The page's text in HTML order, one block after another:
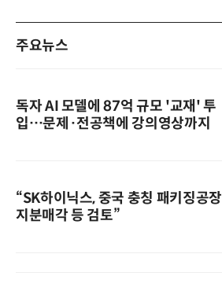
주요뉴스
독자 AI 모델에 87억 규모 '교재' 투
입…문제·전공책에 강의영상까지
“SK하이닉스, 중국 충칭 패키징공장
지분매각 등 검토”